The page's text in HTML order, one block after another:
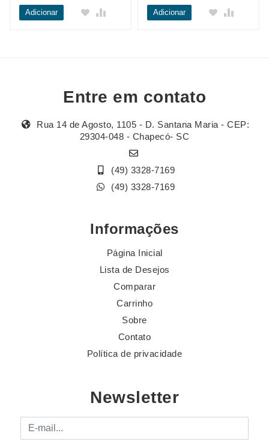
Adicionar Adicionar
Entre em contato
Rua 14 de Agosto, 1105 - D. Santana Maria - CEP:
29304-048 - Chapecó- SC
(49) 3328-7169
(49) 3328-7169
Informações
Página Inicial
Lista de Desejos
Comparar
Carrinho
Sobre
Contato
Política de privacidade
Newsletter
E-mail